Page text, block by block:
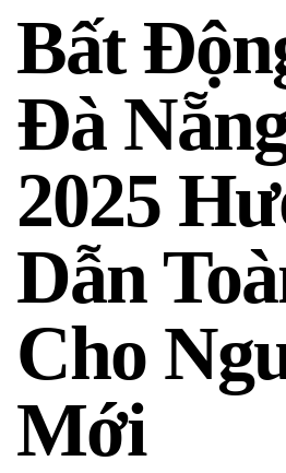
Bất
Đà
2025
Dẫn
Cho
Mới